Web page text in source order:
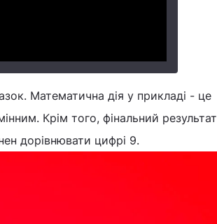
Математична дія у прикладі - це
Крім того, фінальний результат
дорівнювати цифрі 9.